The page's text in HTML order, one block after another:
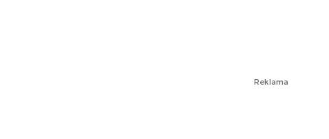
Reklama